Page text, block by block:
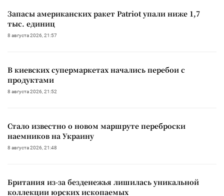
Запасы американских ракет Patriot упали ниже 1,7
тыс. единиц
8 августа 2026, 21:57
В киевских супермаркетах начались перебои с
продуктами
8 августа 2026, 21:52
Стало известно о новом маршруте переброски
наемников на Украину
8 августа 2026, 21:48
Британия из-за безденежья лишилась уникальной
коллекции юрских ископаемых